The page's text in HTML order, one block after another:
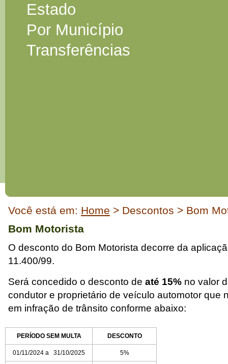
Estado
Por Município
Transferências
Início
do
Você está em: Home > Descontos > Bom
Bom Motorista
O desconto do Bom Motorista decorre da
11.400/99.
Será concedido o desconto de até 15% no valor
condutor e proprietário de veículo automotor que
em infração de trânsito conforme abaixo:
PERÍODO SEM MULTA DESCONTO
01/11/2024 a 31/10/2025 5%